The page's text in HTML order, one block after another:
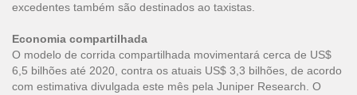
excedentes também são destinados ao taxistas.
Economia compartilhada
O modelo de corrida compartilhada movimentará cerca de US$
6,5 bilhões até 2020, contra os atuais US$ 3,3 bilhões, de acordo
com estimativa divulgada este mês pela Juniper Research. O